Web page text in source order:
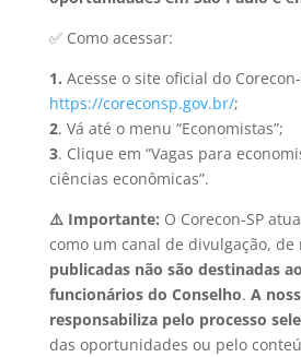
✅ Como acessar:
1. Acesse o site oficial do Corecon-
https://coreconsp.gov.br/;
2. Vá até o menu “Economistas”;
3. Clique em “Vagas para
ciências econômicas”.
⚠️ Importante: O Corecon-SP
como um canal de divulgação, de
publicadas não são destinadas
funcionários do Conselho. A
responsabiliza pelo processo
das oportunidades ou pelo